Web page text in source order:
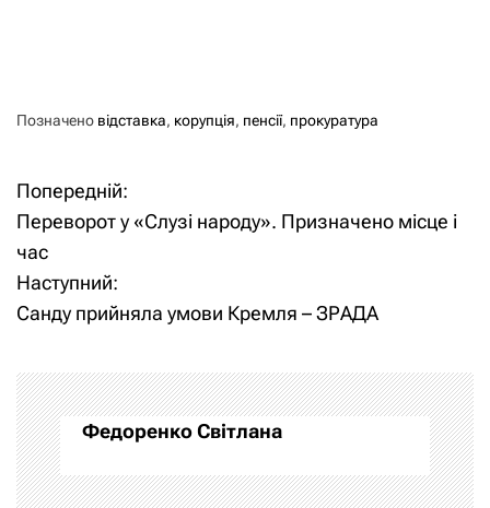
Позначено відставка, корупція, пенсії, прокуратура
Н
а
в
г
а
ц
Попередній:
Переворот у «Слузі народу». Призначено місце і
час
Наступний:
Санду прийняла умови Кремля – ЗРАДА
Федоренко Світлана